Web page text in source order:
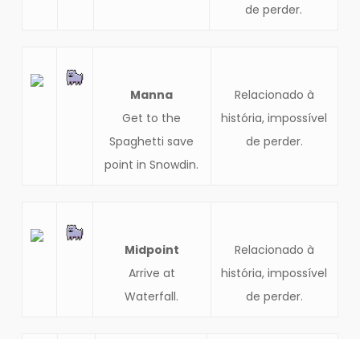
de perder.
Manna
Get to the
Spaghetti save
point in Snowdin.
Relacionado à
história, impossível
de perder.
Midpoint
Arrive at
Waterfall.
Relacionado à
história, impossível
de perder.